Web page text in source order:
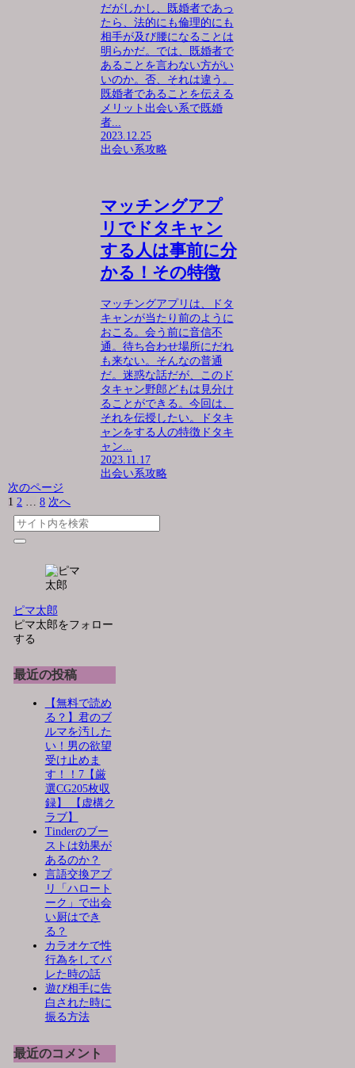
だがしかし、既婚者であっ
たら、法的にも倫理的にも
相手が及び腰になることは
明らかだ。では、既婚者で
あることを言わない方がい
いのか。否、それは違う。
既婚者であることを伝える
メリット出会い系で既婚
者...
2023.12.25
出会い系攻略
マッチングアプ
リでドタキャン
する人は事前に分
かる！その特徴
マッチングアプリは、ドタ
キャンが当たり前のように
おこる。会う前に音信不
通。待ち合わせ場所にだれ
も来ない。そんなの普通
だ。迷惑な話だが、このド
タキャン野郎どもは見分け
ることができる。今回は、
それを伝授したい。ドタキ
ャンをする人の特徴ドタキ
ャン...
2023.11.17
出会い系攻略
次のページ
1 2 … 8 次へ
ピマ太郎
ピマ太郎をフォロー
する
最近の投稿
【無料で読め
る？】君のブ
ルマを汚した
い！男の欲望
受け止めま
す！！7【厳
選CG205枚収
録】 【虚構ク
ラブ】
Tinderのブー
ストは効果が
あるのか？
言語交換アプ
リ「ハロート
ーク」で出会
い厨はでき
る？
カラオケで性
行為をしてバ
レた時の話
遊び相手に告
白された時に
振る方法
最近のコメント